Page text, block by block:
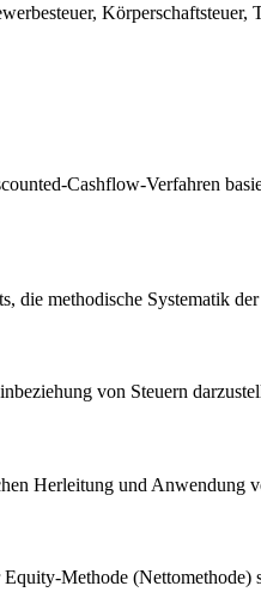
Cashflow-Verfahren
die methodische
von Steuern
Herleitung und Anwendung
Methode